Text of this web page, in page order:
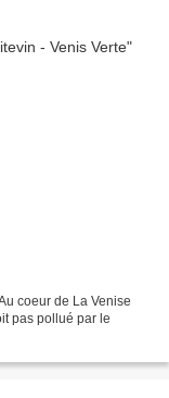
coeur de La Venise
pas pollué par le